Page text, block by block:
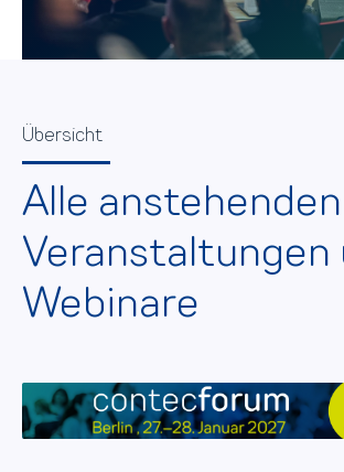
Übersicht
Alle anstehenden
Veranstaltungen
Webinare